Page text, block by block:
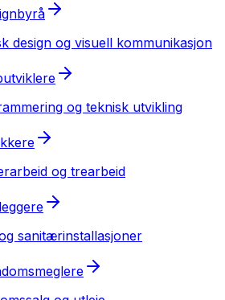
design og visuell kommunikasjon
og teknisk utvikling
og trearbeid
sanitærinstallasjoner